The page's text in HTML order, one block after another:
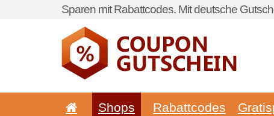
Sparen mit Rabattcodes. Mit deutsche
Shops Rabattcodes